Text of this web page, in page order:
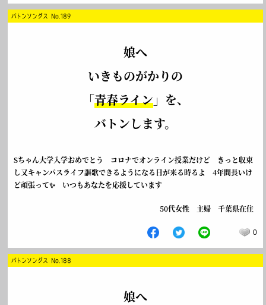
バトンソングス No.189
娘へ
いきものがかりの
「青春ライン」を、
バトンします。
Sちゃん大学入学おめでとう コロナでオンライン授業だけど きっと収束
し又キャンパスライフ謳歌できるようになる日が来る時るよ 4年間長いけ
ど頑張って✨ いつもあなたを応援しています
50代女性 主婦 千葉県在住
0
バトンソングス No.188
娘へ